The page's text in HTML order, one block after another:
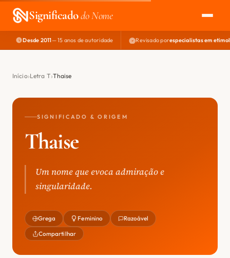
Significadodo Nome
EXPLORAR
NOME PERFEITO
Desde 2011— 15 anos de autoridade Revisado porespecialistas em
Início Letra T Thaise
SIGNIFICADO & ORIGEM
Thaise
Um nome que evoca admiração e
singularidade.
Grega Feminino Razoável
Compartilhar